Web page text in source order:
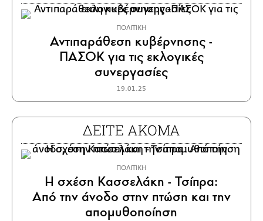
ΠΟΛΙΤΙΚΗ
Αντιπαράθεση κυβέρνησης -
ΠΑΣΟΚ για τις εκλογικές
συνεργασίες
19.01.25
ΔΕΙΤΕ ΑΚΟΜΑ
ΠΟΛΙΤΙΚΗ
Η σχέση Κασσελάκη - Τσίπρα:
Από την άνοδο στην πτώση και την
απομυθοποίηση